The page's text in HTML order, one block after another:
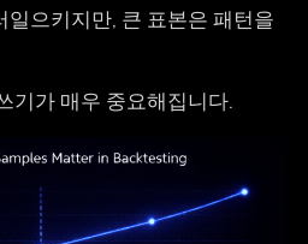
으키지만, 큰 표본은 패턴을
기가 매우 중요해집니다.